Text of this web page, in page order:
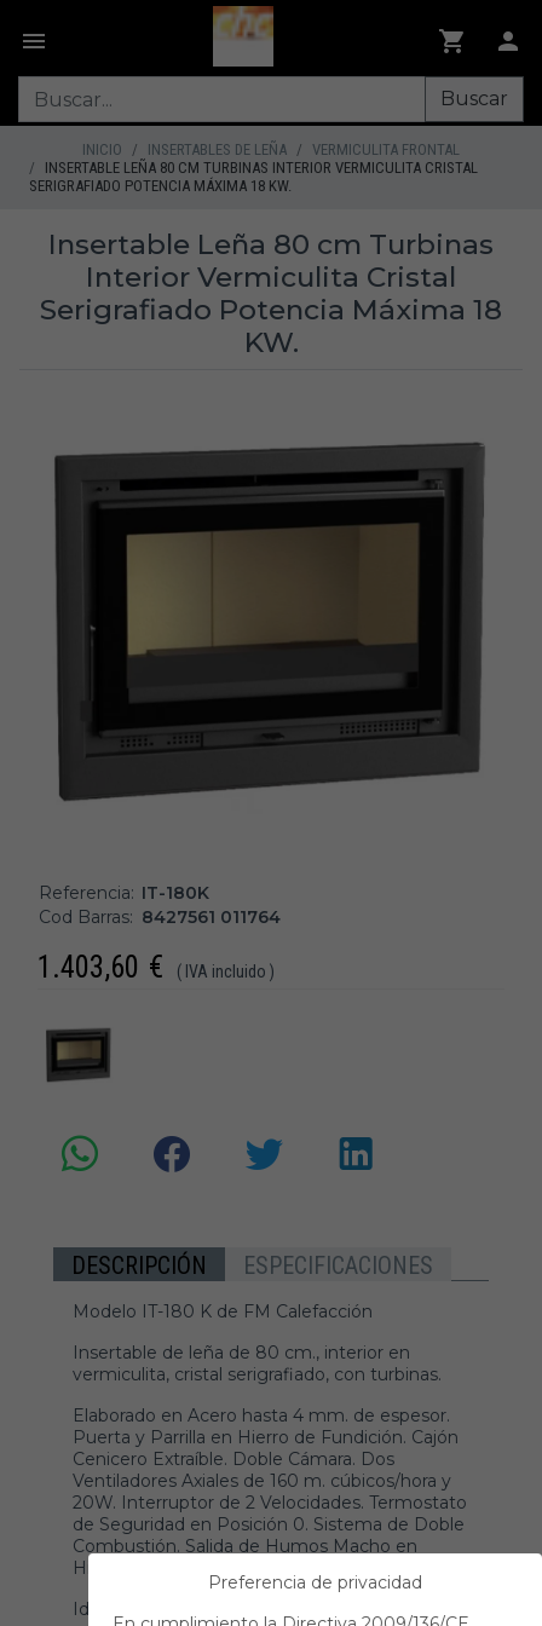
Buscar
INICIO INSERTABLES DE LEÑA
VERMICULITA FRONTAL
INSERTABLE LEÑA 80 CM TURBINAS INTERIOR VERMICULITA CRISTAL
SERIGRAFIADO POTENCIA MÁXIMA 18 KW.
Insertable Leña 80 cm Turbinas
Interior Vermiculita Cristal
Serigrafiado Potencia Máxima 18
KW.
Referencia: IT-180K
Cod Barras: 8427561 011764
1.403,60 € ( IVA incluido )
DESCRIPCIÓN ESPECIFICACIONES
Modelo IT-180 K de FM Calefacción
Insertable de leña de 80 cm., interior en
vermiculita, cristal serigrafiado, con turbinas.
Elaborado en Acero hasta 4 mm. de espesor.
Puerta y Parrilla en Hierro de Fundición. Cajón
Cenicero Extraíble. Doble Cámara. Dos
Ventiladores Axiales de 160 m. cúbicos/hora y
20W. Interruptor de 2 Velocidades. Termostato
de Seguridad en Posición 0. Sistema de Doble
Combustión. Salida de Humos Macho en
Hierro de Fundición.
Ideal para una decoración de chimenea
Preferencia de privacidad